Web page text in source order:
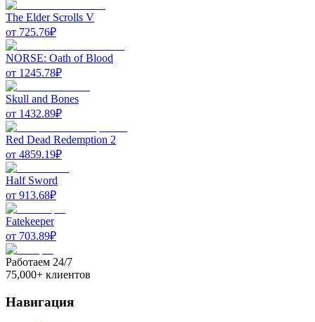
The Elder Scrolls V
от 725.76₽
NORSE: Oath of Blood
от 1245.78₽
Skull and Bones
от 1432.89₽
Red Dead Redemption 2
от 4859.19₽
Half Sword
от 913.68₽
Fatekeeper
от 703.89₽
Работаем 24/7
75,000+ клиентов
Навигация